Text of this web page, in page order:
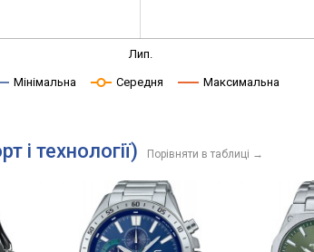
Лип.
Мінімальна Середня Максимальна
і технології) Порівняти в таблиці →